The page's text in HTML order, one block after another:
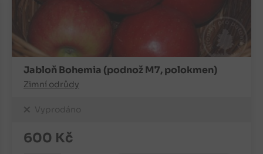
Jabloň Bohemia (podnož M7, polokmen)
Zimní odrůdy
Vyprodáno
600 Kč